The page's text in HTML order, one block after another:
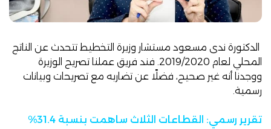
الدكتورة ندى مسعود مستشار وزيرة التخطيط تتحدث عن الناتج
المحلي لعام 2019/2020. فند فريق عملنا تصريح الوزيرة
ووجدنا أنه غير صحيح، فضلًا عن تضاربه مع تصريحات وبيانات
رسمية.
تقرير رسمي: القطاعات الثلاث ساهمت بنسبة 31.4%